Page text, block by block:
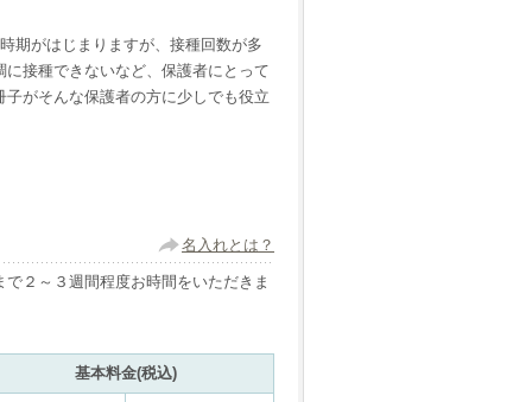
期がはじまりますが、接種回数が多
接種できないなど、保護者にとって
がそんな保護者の方に少しでも役立
名入れとは？
２～３週間程度お時間をいただきま
基本料金(税込)